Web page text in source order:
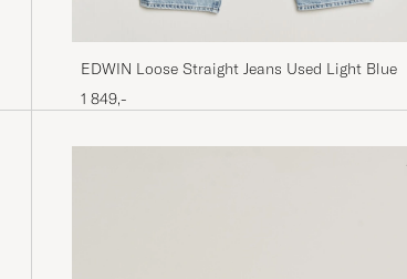
EDWIN Loose Straight Jeans Used Light Blue
1 849,-